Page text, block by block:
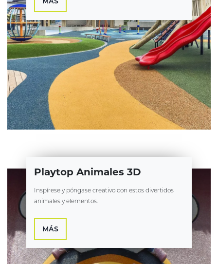
Playtop Animales 3D
Inspírese y póngase creativo con estos divertidos
animales y elementos.
MÁS